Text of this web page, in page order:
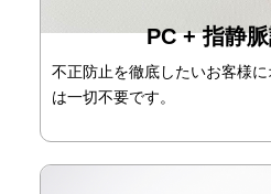
PC + 指静
不正防止を徹底したいお客様に
は一切不要です。